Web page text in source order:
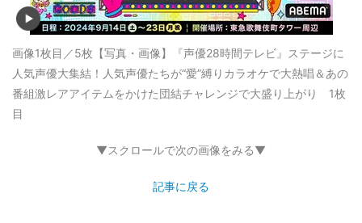
画像1枚目／5枚 【写真・画像】『声優28時間テレビ』ステージに
人気声優大集結！人気声優たちが“愛”縛りカラオケで大熱唱＆あの
番組激レアアイテムをかけた団結チャレンジで大盛り上がり 1枚
目
▼スクロールで次の画像をみる▼
記事に戻る